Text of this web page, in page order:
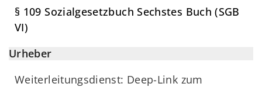
§ 109 Sozialgesetzbuch Sechstes Buch (SGB
VI)
Urheber
Weiterleitungsdienst: Deep-Link zum